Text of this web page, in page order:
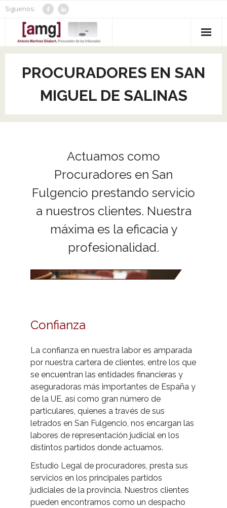
Saltar
contenido
Siguenos:
Inicio
Nosotros
Servicios
- Consulta Jurídica IA Gratuita
- Aranceles / Honorarios
- - Aranceles Honorarios Procurador
- - Honorarios Abogados
- Portal de Poder a Procuradores
- Huissier de Justice
- Lanzamientos y Desahucios en situación de
- Mediador Civil y Mercantil
- Registros y certificaciones
- Subastas e informes
- Activar Subasta en BOE
- Tasas y depósitos judiciales
- Calcular Nº Cuenta Juzgado
- Calculadora intereses judiciales
- Protocolo Apelaciones RDL 6/23
Contacto
PROCURADORES EN SAN
MIGUEL DE SALINAS
Actuamos como
Procuradores en San
Fulgencio prestando servicio
a nuestros clientes. Nuestra
máxima es la eficacia y
profesionalidad.
Confianza
La confianza en nuestra labor es amparada
por nuestra cartera de clientes, entre los que
se encuentran las entidades financieras y
aseguradoras más importantes de España y
de la UE, así como gran número de
particulares, quienes a través de sus
letrados en San Fulgencio, nos encargan las
labores de representación judicial en los
distintos partidos donde actuamos.
Estudio Legal de procuradores, presta sus
servicios en los principales partidos
judiciales de la provincia. Nuestros clientes
pueden encontrarnos como un despacho